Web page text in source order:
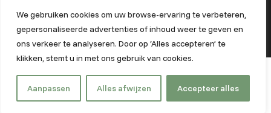
We gebruiken cookies om uw browse-ervaring te verbeteren,
gepersonaliseerde advertenties of inhoud weer te geven en
ons verkeer te analyseren. Door op ‘Alles accepteren’ te
klikken, stemt u in met ons gebruik van cookies.
Aanpassen Alles afwijzen Accepteer alles
Powered by Nextcap